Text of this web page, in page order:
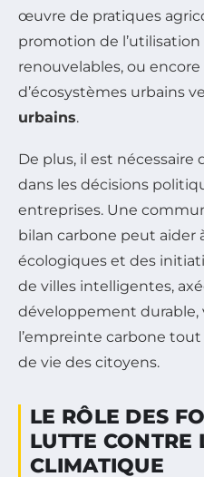
œuvre de pratiques
promotion de l’utilisation
renouvelables, ou
d’écosystèmes urbains
urbains.
De plus, il est nécessaire
dans les décisions
entreprises. Une
bilan carbone peut aider
écologiques et des
de villes intelligentes,
développement durable,
l’empreinte carbone
de vie des citoyens.
LE RÔLE DES
LUTTE CONTRE
CLIMATIQUE